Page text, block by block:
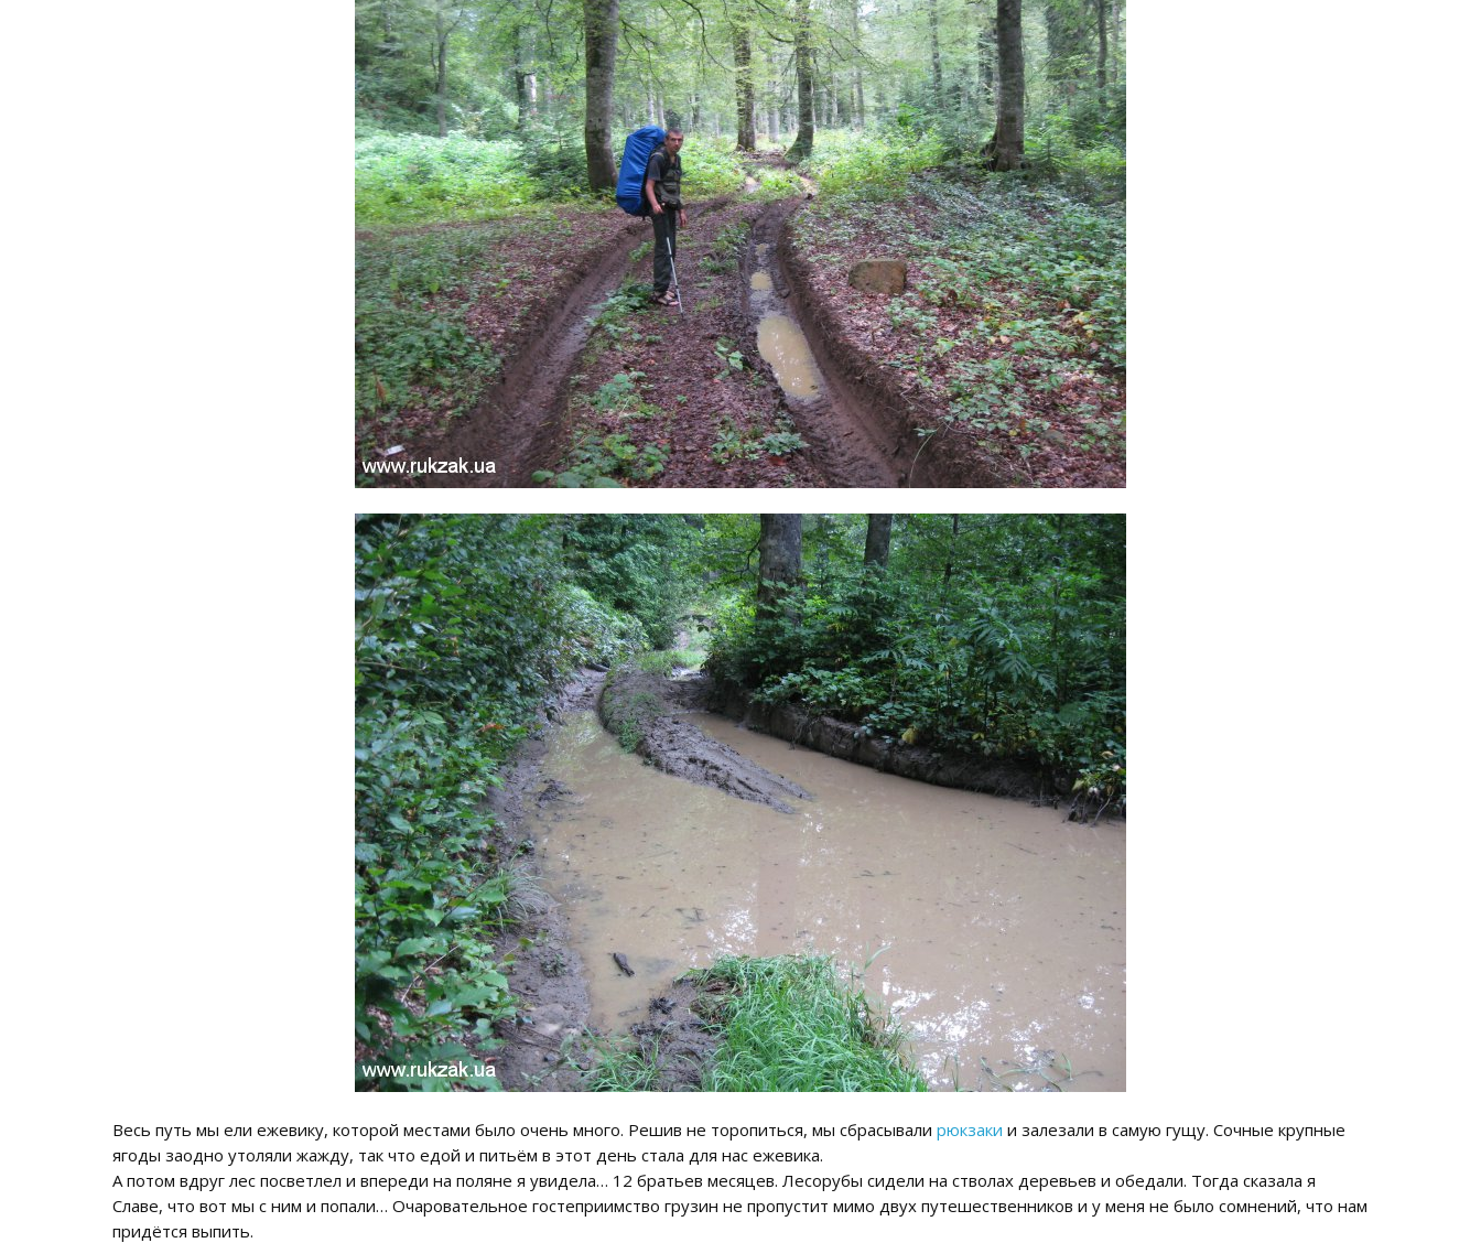
Весь путь мы ели ежевику, которой местами было очень много. Решив не торопиться, мы сбрасывали рюкзаки и залезали в самую гущу. Сочные крупные
ягоды заодно утоляли жажду, так что едой и питьём в этот день стала для нас ежевика.
А потом вдруг лес посветлел и впереди на поляне я увидела… 12 братьев месяцев. Лесорубы сидели на стволах деревьев и обедали. Тогда сказала я
Славе, что вот мы с ним и попали… Очаровательное гостеприимство грузин не пропустит мимо двух путешественников и у меня не было сомнений, что нам
придётся выпить.